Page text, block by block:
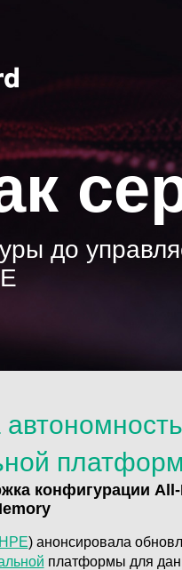
до
конфигурации
) анонсировала
платформы для